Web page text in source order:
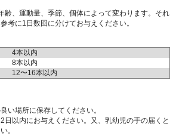
齢、運動量、季節、個体によって変わります。それ
考に1日数回に分けてお与えください。
4本以内
8本以内
12〜16本以内
い場所に保存してください。
日以内にお与えください。又、乳幼児の手の届くと
。